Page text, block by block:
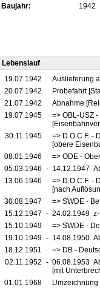
Baujahr:
1942
Lebenslauf
19.07.1942
Auslieferung
20.07.1942
Probefahrt
21.07.1942
Abnahme
19.07.1945
=> OBL-USZ
30.11.1945
=> D.O.C.F. -
[obere
08.01.1946
=> ODE -
05.03.1946 - 14.12.1947
13.06.1946
=> D.O.C.F. -
[nach
30.08.1947
=> SWDE -
15.12.1947 - 24.02.1949
15.10.1949
=> SWDE -
19.10.1949 - 14.08.1950
18.12.1951
=> DB -
02.11.1952 - 06.08.1953
[mit
01.01.1968